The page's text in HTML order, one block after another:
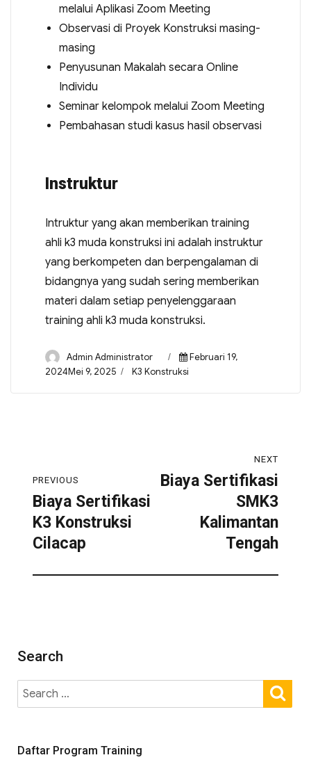
melalui Aplikasi Zoom Meeting
Observasi di Proyek Konstruksi masing-
masing
Penyusunan Makalah secara Online
Individu
Seminar kelompok melalui Zoom Meeting
Pembahasan studi kasus hasil observasi
Instruktur
Intruktur yang akan memberikan training
ahli k3 muda konstruksi ini adalah instruktur
yang berkompeten dan berpengalaman di
bidangnya yang sudah sering memberikan
materi dalam setiap penyelenggaraan
training ahli k3 muda konstruksi.
Admin Administrator
Februari 19,
2024Mei 9, 2025
K3 Konstruksi
PREVIOUS
Biaya Sertifikasi
K3 Konstruksi
Cilacap
NEXT
Biaya Sertifikasi
SMK3
Kalimantan
Tengah
Search
Daftar Program Training